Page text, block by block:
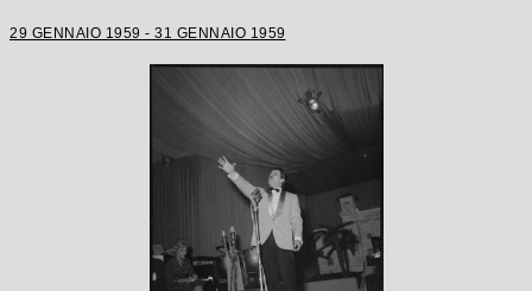
29 GENNAIO 1959 - 31 GENNAIO 1959